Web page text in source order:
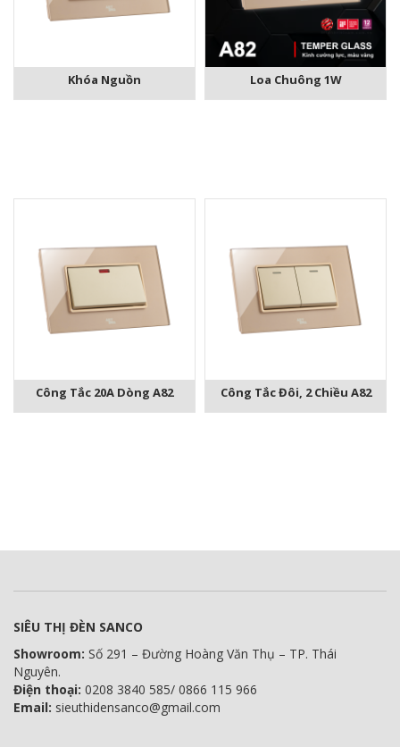
Khóa Nguồn Loa Chuông 1W
Công Tắc 20A Dòng A82 Công Tắc Đôi, 2 Chiều A82
SIÊU THỊ ĐÈN SANCO
Showroom: Số 291 – Đường Hoàng Văn Thụ – TP. Thái
Nguyên.
Điện thoại: 0208 3840 585/ 0866 115 966
Email: sieuthidensanco@gmail.com